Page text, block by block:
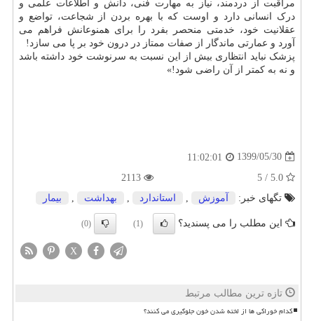
مراقبت از دردمند، نیاز به مهارت فنی، دانش و اطلاعات علمی و
درک انسانی دارد و اوست که با بهره بردن از شجاعت، تواضع و
عقلانیت خود، خدمتی منحصر بفرد را برای همنوعانش فراهم می
آورد و عمارتی ماندگار از صفات ممتاز در درون خود بر پا می سازد!
پزشک نباید انتظاری بیش از این نسبت به سرنوشت خود داشته باشد
و نه به کمتر از آن راضی شود!»
1399/05/30
11:02:01
تگهای خبر:
آموزش استاندارد بهداشت بیمار
این مطلب را می پسندید؟ (1)
(0)
X
تازه ترین مطالب مرتبط
کدام خوراکی ها از لخته شدن خون جلوگیری می کنند؟